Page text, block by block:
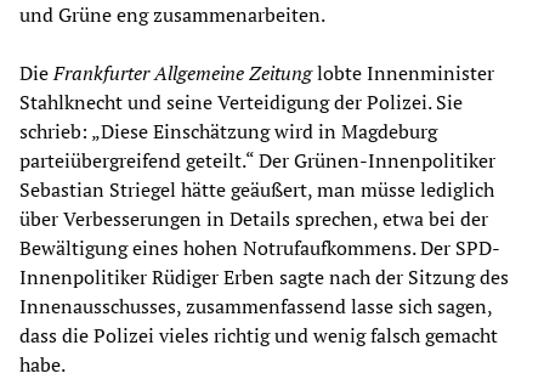
und Grüne eng zusammenarbeiten.
DieFrankfurter Allgemeine Zeitunglobte Innenminister
Stahlknecht und seine Verteidigung der Polizei. Sie
schrieb: „Diese Einschätzung wird in Magdeburg
parteiübergreifend geteilt.“ Der Grünen-Innenpolitiker
Sebastian Striegel hätte geäußert, man müsse lediglich
über Verbesserungen in Details sprechen, etwa bei der
Bewältigung eines hohen Notrufaufkommens. Der SPD-
Innenpolitiker Rüdiger Erben sagte nach der Sitzung des
Innenausschusses, zusammenfassend lasse sich sagen,
dass die Polizei vieles richtig und wenig falsch gemacht
habe.